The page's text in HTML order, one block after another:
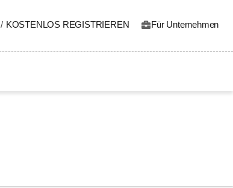
/ KOSTENLOS REGISTRIEREN Für Unternehmen